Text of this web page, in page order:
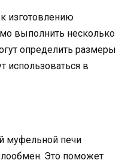
изготовлению
выполнить несколько
определить размеры
использоваться в
муфельной печи
Это поможет